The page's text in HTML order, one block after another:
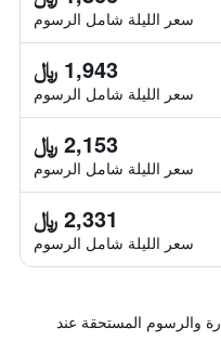
سعر الليلة شامل الرسوم
1,943 ﷼
سعر الليلة شامل الرسوم
2,153 ﷼
سعر الليلة شامل الرسوم
2,331 ﷼
سعر الليلة شامل الرسوم
والرسوم المستحقة عند